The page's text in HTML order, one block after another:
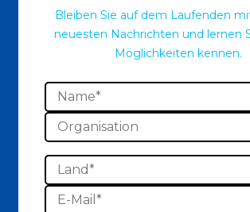
Bleiben Sie auf dem Laufenden
neuesten Nachrichten und lernen
Möglichkeiten kennen.